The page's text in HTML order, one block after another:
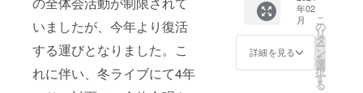
いましたが、今年より復活
する運びとなりました。こ
れに伴い、冬ライブにて4年
間：90
分(予定)
・提供
方法：
シャ
ツ、パ
ンフ
レット
へのお
名前掲
年02
月
詳細を見る
こ
の
リ
タ
ー
ン
を
選
択
す
る